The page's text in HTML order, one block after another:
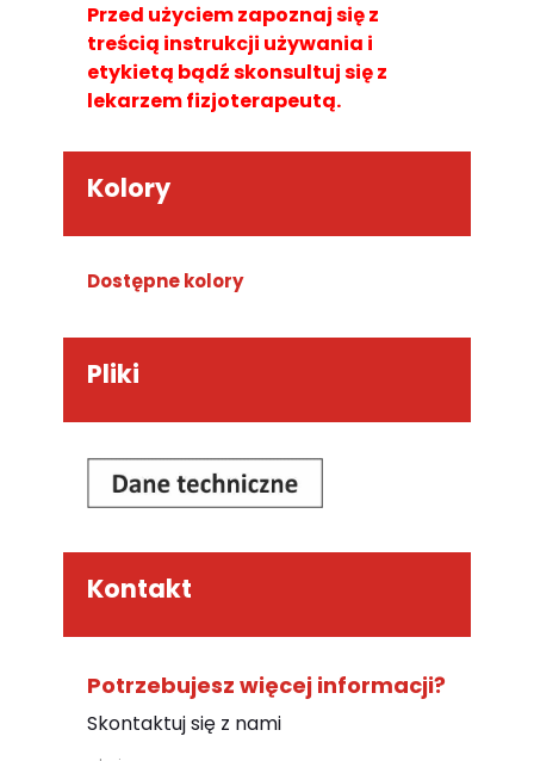
Przed użyciem zapoznaj się z
treścią instrukcji używania i
etykietą bądź skonsultuj się z
lekarzem fizjoterapeutą.
Kolory
Dostępne kolory
Pliki
Kontakt
Potrzebujesz więcej informacji?
Skontaktuj się z nami